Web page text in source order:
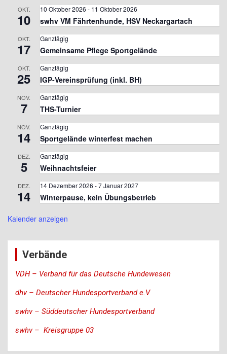
OKT.
10
10 Oktober 2026 - 11 Oktober 2026
swhv VM Fährtenhunde, HSV Neckargartach
OKT.
17
Ganztägig
Gemeinsame Pflege Sportgelände
OKT.
25
Ganztägig
IGP-Vereinsprüfung (inkl. BH)
NOV.
7
Ganztägig
THS-Turnier
NOV.
14
Ganztägig
Sportgelände winterfest machen
DEZ.
5
Ganztägig
Weihnachtsfeier
DEZ.
14
14 Dezember 2026 -7 Januar 2027
Winterpause, kein Übungsbetrieb
Kalender anzeigen
Verbände
VDH – Verband für das Deutsche Hundewesen
dhv – Deutscher Hundesportverband e.V
swhv – Süddeutscher Hundesportverband
swhv – Kreisgruppe 03